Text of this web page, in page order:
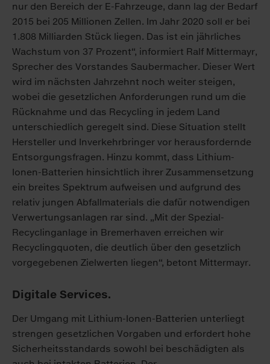
nur den Bereich der E-Fahrzeuge, dann lag der Bedarf
2015 bei 205 Millionen Zellen. Im Jahr 2020 soll er bei
1.808 Milliarden Stück liegen. Das ist ein jährliches
Wachstum von 37 Prozent“, informiert Ralf Mittermayr,
Sprecher des Vorstandes Saubermacher. Dieser Wert
wird im nächsten Jahrzehnt noch weiter steigen,
wobei die gesetzlichen Anforderungen rund um die
Rücknahme und das Recycling in jedem Land
unterschiedlich geregelt sind. Diese Situation stellt
Hersteller und Inverkehrbringer vor herausfordernde
Entsorgungsfragen. Hinzu kommt, dass Lithium-
Ionen-Batterien hinsichtlich ihrer Zusammensetzung
ein breites Spektrum aufweisen und aufgrund des
relativ jungen Abfallmaterials die dafür notwendigen
Verwertungsanlagen rar sind. „Mit der Spezial-
Recyclinganlage in Bremerhaven erreichen wir
Recyclingquoten, die deutlich über den gesetzlich
vorgegebenen Zielwerten liegen“, betont Mittermayr.
Digitale Services.
Der Umgang mit Lithium-Ionen-Batterien unterliegt
strengen gesetzlichen Vorgaben und erfordert hohe
Sicherheitsstandards sowohl bei beschädigten als